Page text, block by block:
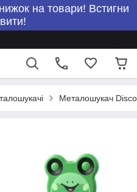
на товари! Встигни
Металошукач